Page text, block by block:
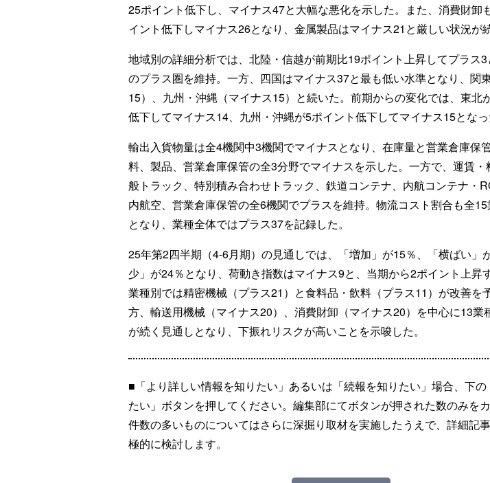
25ポイント低下し、マイナス47と大幅な悪化を示した。また、消費財卸
イント低下しマイナス26となり、金属製品はマイナス21と厳しい状況が続
地域別の詳細分析では、北陸・信越が前期比19ポイント上昇してプラス
のプラス圏を維持。一方、四国はマイナス37と最も低い水準となり、関
15）、九州・沖縄（マイナス15）と続いた。前期からの変化では、東北
低下してマイナス14、九州・沖縄が5ポイント低下してマイナス15となっ
輸出入貨物量は全4機関中3機関でマイナスとなり、在庫量と営業倉庫保
料、製品、営業倉庫保管の全3分野でマイナスを示した。一方で、運賃・
般トラック、特別積み合わせトラック、鉄道コンテナ、内航コンテナ・
内航空、営業倉庫保管の全6機関でプラスを維持。物流コスト割合も全
となり、業種全体ではプラス37を記録した。
25年第2四半期（4-6月期）の見通しでは、「増加」が15％、「横ばい」
少」が24％となり、荷動き指数はマイナス9と、当期から2ポイント上昇
業種別では精密機械（プラス21）と食料品・飲料（プラス11）が改善を
方、輸送用機械（マイナス20）、消費財卸（マイナス20）を中心に13業
が続く見通しとなり、下振れリスクが高いことを示唆した。
■「より詳しい情報を知りたい」あるいは「続報を知りたい」場合、下の
たい」ボタンを押してください。編集部にてボタンが押された数のみをカ
件数の多いものについてはさらに深掘り取材を実施したうえで、詳細記
極的に検討します。